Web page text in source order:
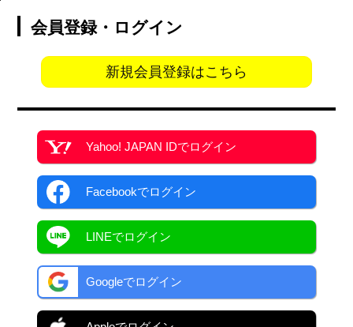
会員登録・ログイン
新規会員登録はこちら
Yahoo! JAPAN IDでログイン
Facebookでログイン
LINEでログイン
Googleでログイン